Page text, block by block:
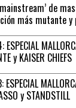
de
más mutante y
y KAISER CHIEFS
y STANDSTILL